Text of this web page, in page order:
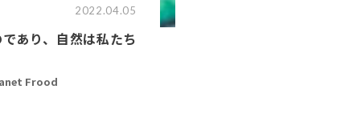
2022.04.05
あり、自然は私たち
Frood